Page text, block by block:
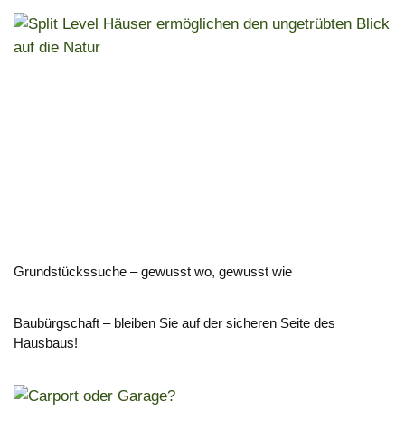
Grundstückssuche – gewusst wo, gewusst wie
Baubürgschaft – bleiben Sie auf der sicheren Seite des
Hausbaus!